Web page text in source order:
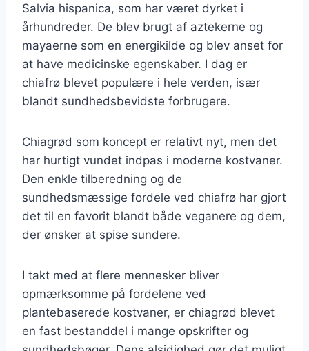
Salvia hispanica, som har været dyrket i
århundreder. De blev brugt af aztekerne og
mayaerne som en energikilde og blev anset for
at have medicinske egenskaber. I dag er
chiafrø blevet populære i hele verden, især
blandt sundhedsbevidste forbrugere.
Chiagrød som koncept er relativt nyt, men det
har hurtigt vundet indpas i moderne kostvaner.
Den enkle tilberedning og de
sundhedsmæssige fordele ved chiafrø har gjort
det til en favorit blandt både veganere og dem,
der ønsker at spise sundere.
I takt med at flere mennesker bliver
opmærksomme på fordelene ved
plantebaserede kostvaner, er chiagrød blevet
en fast bestanddel i mange opskrifter og